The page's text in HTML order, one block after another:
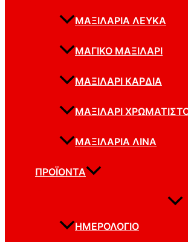
ΜΑΞΙΛΆΡΙΑ ΛΕΥΚΆ
ΜΑΓΙΚΌ ΜΑΞΙΛΆΡΙ
ΜΑΞΙΛΆΡΙ ΚΑΡΔΙΆ
ΜΑΞΙΛΆΡΙ
ΜΑΞΙΛΆΡΙΑ ΛΙΝΆ
ΠΡΟΪΌΝΤΑ
ΗΜΕΡΟΛΌΓΙΟ